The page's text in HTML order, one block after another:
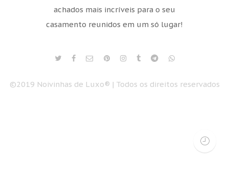
achados mais incríveis para o seu
casamento reunidos em um só lugar!
©2019 Noivinhas de Luxo® | Todos os direitos reservados